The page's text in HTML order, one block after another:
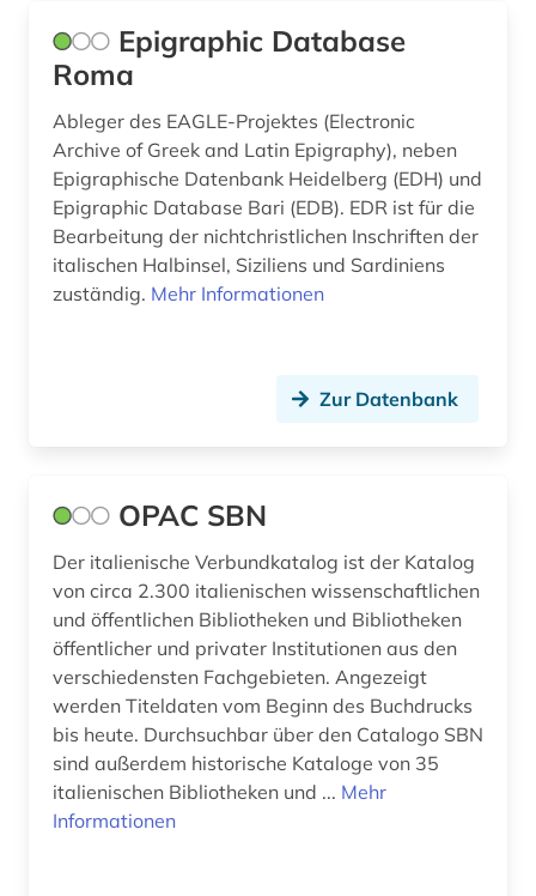
monetäre statistik (1)
musik (2)
nationalbibliografie (4)
niederlande (1)
online-publikation (1)
photographie (2)
pädagogik (1)
quelle (5)
recht (2)
reformation (1)
reisebericht (1)
Epigraphic Database
Roma
Ableger des EAGLE-Projektes (Electronic
Archive of Greek and Latin Epigraphy), neben
Epigraphische Datenbank Heidelberg (EDH) und
Epigraphic Database Bari (EDB). EDR ist für die
Bearbeitung der nichtchristlichen In­schriften der
italischen Halbinsel, Siziliens und Sardiniens
zuständig. Mehr Informationen
Zur Datenbank
OPAC SBN
Der italienische Verbundkatalog ist der Katalog
von circa 2.300 italienischen wissenschaftlichen
und öffentlichen Bibliotheken und Bibliotheken
öffentlicher und privater Institutionen aus den
verschiedensten Fachgebieten. Angezeigt
werden Titeldaten vom Beginn des Buchdrucks
bis heute. Durchsuchbar über den Catalogo SBN
sind außerdem historische Kataloge von 35
italienischen Bibliotheken und ... Mehr
Informationen